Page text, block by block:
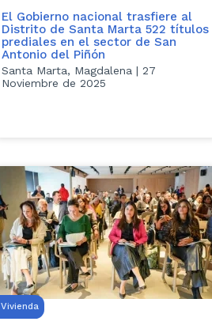
El Gobierno nacional trasfiere al
Distrito de Santa Marta 522 títulos
prediales en el sector de San
Antonio del Piñón
Santa Marta, Magdalena | 27
Noviembre de 2025
Vivienda